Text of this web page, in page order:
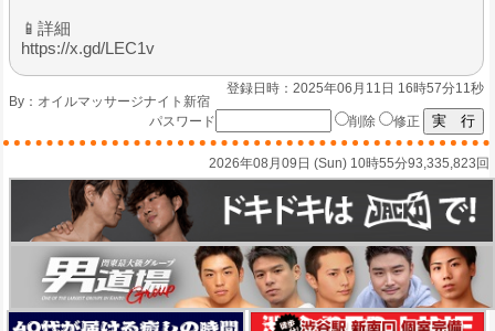
📱詳細
https://x.gd/LEC1v
登録日時：2025年06月11日 16時57分11秒
By： オイルマッサージナイト新宿
パスワード
削除 修正
2026年08月09日 (Sun) 10時55分93,335,823回